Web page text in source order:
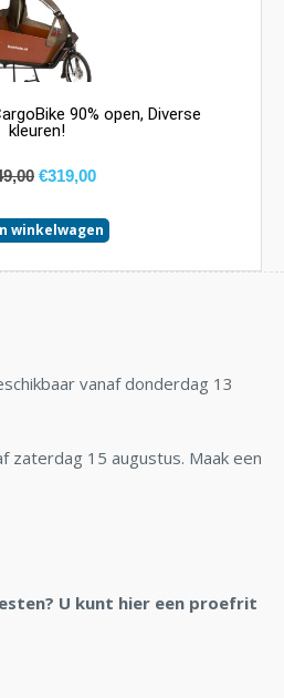
90% open, Diverse
kleuren!
€319,00
winkelwagen
vanaf donderdag 13
zaterdag 15 augustus. Maak een
U kunt hier een proefrit